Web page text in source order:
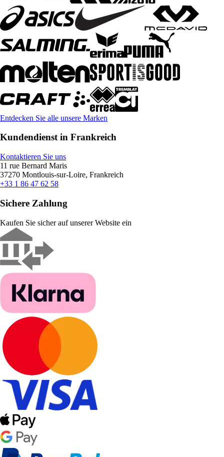
Entdecken Sie alle unsere Marken
Kundendienst in Frankreich
Kontaktieren Sie uns
11 rue Bernard Maris
37270 Montlouis-sur-Loire, Frankreich
+33 1 86 47 62 58
Sichere Zahlung
Kaufen Sie sicher auf unserer Website ein